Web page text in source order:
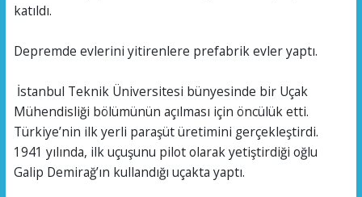
katıldı.
Depremde evlerini yitirenlere prefabrik evler yaptı.
İstanbul Teknik Üniversitesi bünyesinde bir Uçak
Mühendisliği bölümünün açılması için öncülük etti.
Türkiye’nin ilk yerli paraşüt üretimini gerçekleştirdi.
1941 yılında, ilk uçuşunu pilot olarak yetiştirdiği oğlu
Galip Demirağ’ın kullandığı uçakta yaptı.